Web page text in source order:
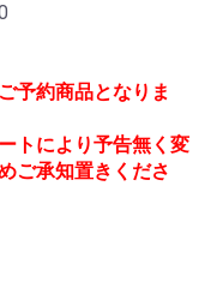
予約商品となりま
トにより予告無く変
ご承知置きくださ